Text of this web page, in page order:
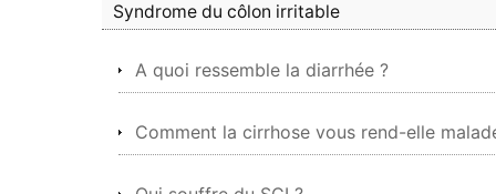
Syndrome du côlon irritable
A quoi ressemble la diarrhée ?
Comment la cirrhose vous rend-elle